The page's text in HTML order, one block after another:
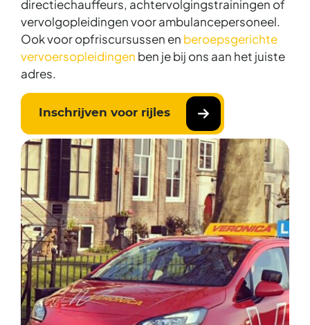
directiechauffeurs, achtervolgingstrainingen of
vervolgopleidingen voor ambulancepersoneel.
Ook voor opfriscursussen en beroepsgerichte
vervoersopleidingen ben je bij ons aan het juiste
adres.
Inschrijven voor rijles